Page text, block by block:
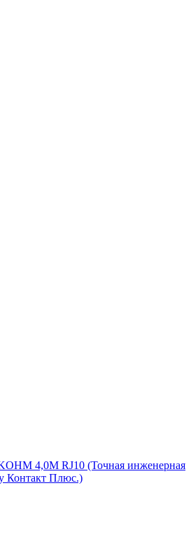
4,0M RJ10 (Точная инженерная
Контакт Плюс.)